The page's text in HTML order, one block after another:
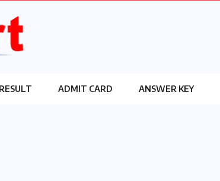
ADMIT CARD ANSWER KEY